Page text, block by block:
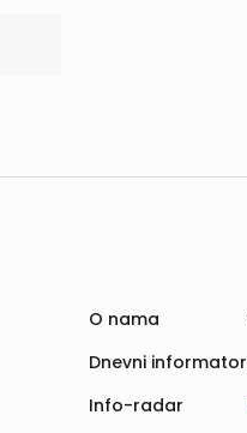
O nama
Dnevni informator
Info-radar